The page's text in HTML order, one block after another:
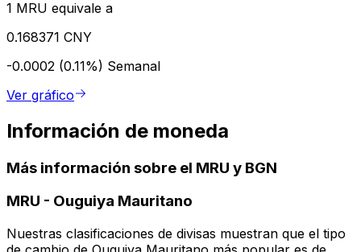
1 MRU equivale a
0.168371 CNY
-0.0002 (0.11%) Semanal
Ver gráfico
Información de moneda
Más información sobre el MRU y BGN
MRU - Ouguiya Mauritano
Nuestras clasificaciones de divisas muestran que el tipo